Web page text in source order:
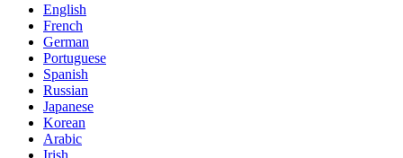
English
French
German
Portuguese
Spanish
Russian
Japanese
Korean
Arabic
Irish